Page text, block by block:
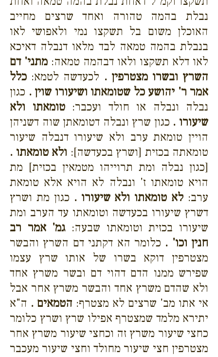
נבלת בהמה טהורה ואחד שרצים מחייב
האוכלן משום בל תשקצו נמי ולאפושי לאו
בנבלת בהמה טמאה לבד מלאו דנבלה דאיכא
לאו דלא תשקצו ולאו דבהמה טמאה: מתני' דם
השרץ ובשרו מצטרפין . לכעדשה לטמא: כלל
אמר ר' יהושע כל שטומאתו ושיעורו שוין . כגון
נבלה ונבלה או חולד ועכבר:טומאתו ולא
שיעורו . כגון שרץ ונבלה דטומאתן שוה דשניהן
הויין טומאת ערב ולא שיעורו דנבלה שיעור
טומאתה בכזית [ושרץ בכעדשה]: ולא טומאתו .
[כגון נבלה ומת תרוייהו מטמאין בכזית] מת
הויא טומאתו ז' ונבלה לא הויא אלא טומאת
ערב: לא טומאתו ולא שיעורו . כגון מת ושרץ
דשרץ שיעורו בכעדשה וטומאתו עד הערב ומת
שיעורו בכזית וטומאתו שבעה:גמ' אמר רב
חנין וכו' . כלומר הא דקתני דם השרץ והבשר
מצטרפין דוקא בשרו של אותו שרץ עצמו
שפירש ממנו הדם דהוי דם ובשר משרץ אחד
ולא שהדם משרץ אחד והבשר משרץ אחר אבל
אי אתו מב' שרצים לא מצטרף: הטמאים . ה"א
יתירא מלמד שמצטרף אפילו שרץ ושרץ כלומר
כחצי שיעור משרץ זה וכחצי שיעור משרץ אחר
מצטרפין חצי שיעור מחולד וחצי שיעור מעכבר